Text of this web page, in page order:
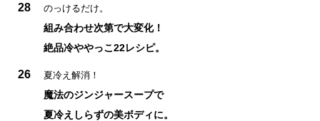
28 のっけるだけ。
組み合わせ次第で大変化！
絶品冷ややっこ22レシピ。
26 夏冷え解消！
魔法のジンジャースープで
夏冷えしらずの美ボディに。